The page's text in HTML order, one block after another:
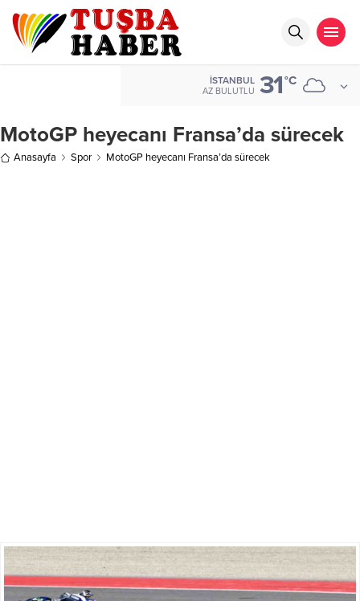
İSTANBUL
AZ BULUTLU 31°C
MotoGP heyecanı Fransa’da sürecek
Anasayfa Spor MotoGP heyecanı Fransa’da sürecek